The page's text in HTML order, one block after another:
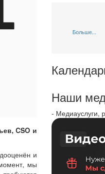
CSO и
и
мы
Больше...
Наши
- Медиауслуги,